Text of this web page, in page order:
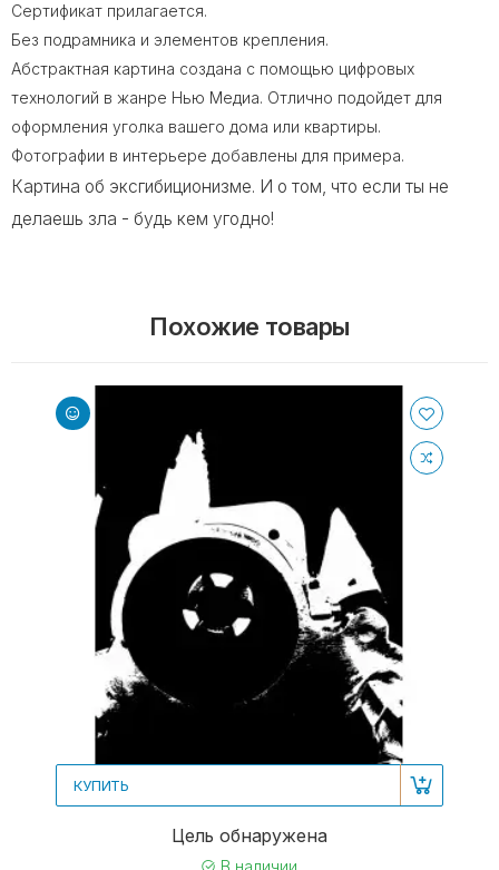
Сертификат прилагается.
Без подрамника и элементов крепления.
Абстрактная картина создана с помощью цифровых
технологий в жанре Нью Медиа. Отлично подойдет для
оформления уголка вашего дома или квартиры.
Фотографии в интерьере добавлены для примера.
Картина об эксгибиционизме. И о том, что если ты не
делаешь зла - будь кем угодно!
Похожие товары
КУПИТЬ
Цель обнаружена
В наличии